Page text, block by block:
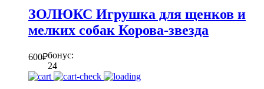
ЗОЛЮКС Игрушка для щенков и
мелких собак Корова-звезда
600₽бонус:
24